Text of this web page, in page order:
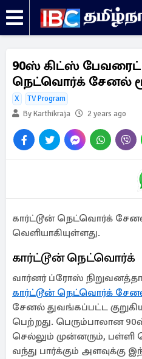
90ஸ் கிட்ஸ் பேவரைட்
நெட்வொர்க் சேனல்
X
TV Program
By Karthikraja
2 years ago
கார்ட்டூன் நெட்வொர்க்
வெளியாகியுள்ளது.
கார்ட்டூன் நெட்வொர்க்
வார்னர் ப்ரோஸ்
கார்ட்டூன் நெட்வொர்க்
சேனல் துவங்கப்பட்ட
பெற்றது. பெரும்பாலான
செல்லும் முன்னரும், பள்ளி
வந்து பார்க்கும் அளவுக்கு